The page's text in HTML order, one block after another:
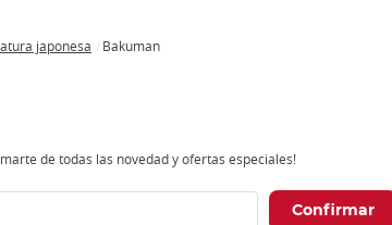
japonesa Bakuman
de todas las novedad y ofertas especiales!